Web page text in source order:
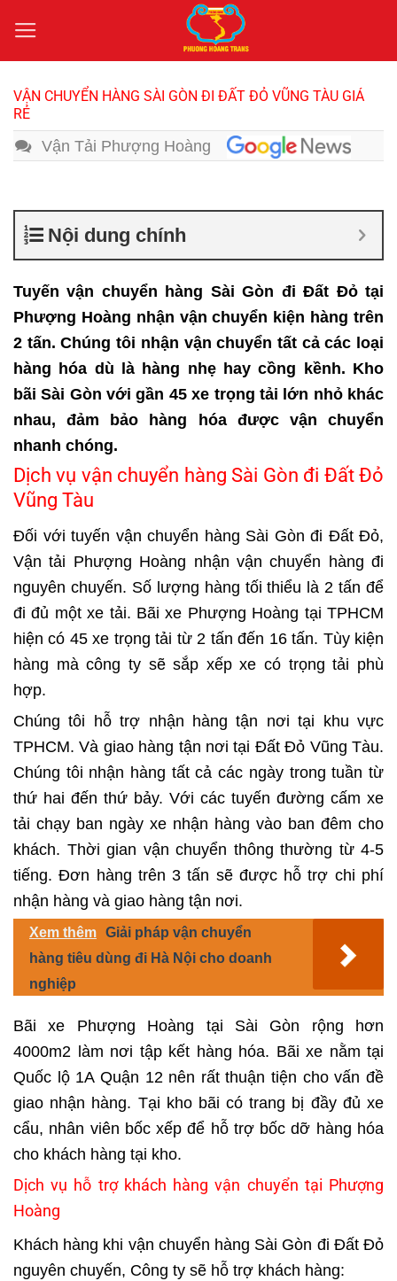
qua
nội
dung
VẬN CHUYỂN HÀNG SÀI GÒN ĐI ĐẤT ĐỎ VŨNG TÀU GIÁ
RẺ
Vận Tải Phượng Hoàng
Nội dung chính
Tuyến vận chuyển hàng Sài Gòn đi Đất Đỏ tại
Phượng Hoàng nhận vận chuyển kiện hàng trên
2 tấn. Chúng tôi nhận vận chuyển tất cả các loại
hàng hóa dù là hàng nhẹ hay cồng kềnh. Kho
bãi Sài Gòn với gần 45 xe trọng tải lớn nhỏ khác
nhau, đảm bảo hàng hóa được vận chuyển
nhanh chóng.
Dịch vụ vận chuyển hàng Sài Gòn đi Đất Đỏ
Vũng Tàu
Đối với tuyến vận chuyển hàng Sài Gòn đi Đất Đỏ,
Vận tải Phượng Hoàng nhận vận chuyển hàng đi
nguyên chuyến. Số lượng hàng tối thiểu là 2 tấn để
đi đủ một xe tải. Bãi xe Phượng Hoàng tại TPHCM
hiện có 45 xe trọng tải từ 2 tấn đến 16 tấn. Tùy kiện
hàng mà công ty sẽ sắp xếp xe có trọng tải phù
hợp.
Chúng tôi hỗ trợ nhận hàng tận nơi tại khu vực
TPHCM. Và giao hàng tận nơi tại Đất Đỏ Vũng Tàu.
Chúng tôi nhận hàng tất cả các ngày trong tuần từ
thứ hai đến thứ bảy. Với các tuyến đường cấm xe
tải chạy ban ngày xe nhận hàng vào ban đêm cho
khách. Thời gian vận chuyển thông thường từ 4-5
tiếng. Đơn hàng trên 3 tấn sẽ được hỗ trợ chi phí
nhận hàng và giao hàng tận nơi.
Xem thêm Giải pháp vận chuyển
hàng tiêu dùng đi Hà Nội cho doanh
nghiệp
Bãi xe Phượng Hoàng tại Sài Gòn rộng hơn
4000m2 làm nơi tập kết hàng hóa. Bãi xe nằm tại
Quốc lộ 1A Quận 12 nên rất thuận tiện cho vấn đề
giao nhận hàng. Tại kho bãi có trang bị đầy đủ xe
cẩu, nhân viên bốc xếp để hỗ trợ bốc dỡ hàng hóa
cho khách hàng tại kho.
Dịch vụ hỗ trợ khách hàng vận chuyển tại Phượng
Hoàng
Khách hàng khi vận chuyển hàng Sài Gòn đi Đất Đỏ
nguyên chuyến, Công ty sẽ hỗ trợ khách hàng: